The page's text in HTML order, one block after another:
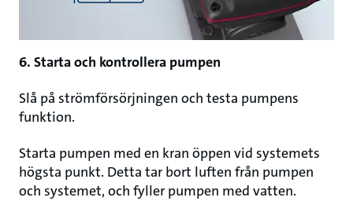
6. Starta och kontrollera pumpen
Slå på strömförsörjningen och testa pumpens
funktion.
Starta pumpen med en kran öppen vid systemets
högsta punkt. Detta tar bort luften från pumpen
och systemet, och fyller pumpen med vatten.